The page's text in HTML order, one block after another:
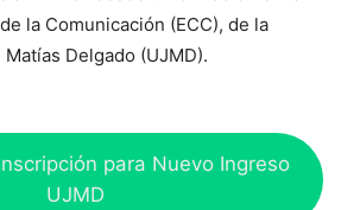
la Comunicación (ECC), de la
Delgado (UJMD).
para Nuevo Ingreso
UJMD